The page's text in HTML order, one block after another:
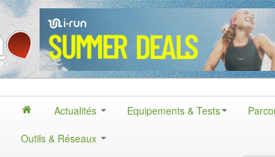
Actualités Equipements & Tests
Outils & Réseaux